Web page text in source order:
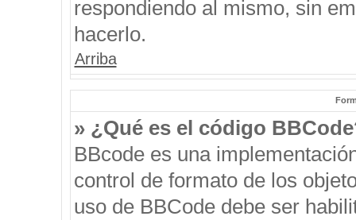
respondiendo al mismo, sin
hacerlo.
Arriba
» ¿Qué es el código
BBcode es una
control de formato de los
uso de BBCode debe ser